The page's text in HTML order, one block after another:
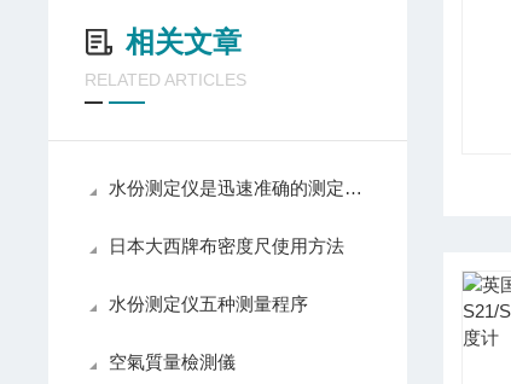
相关文章
RELATED ARTICLES
水份测定仪是迅速准确的测定物质水分的化验仪器
日本大西牌布密度尺使用方法
水份测定仪五种测量程序
空氣質量檢測儀